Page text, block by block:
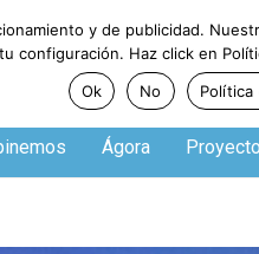
Ágora
y de publicidad.
configuración. Haz click en
Ok
No